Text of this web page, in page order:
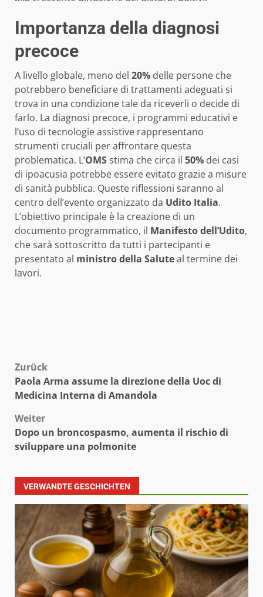
Importanza della diagnosi
precoce
A livello globale, meno del 20% delle persone che
potrebbero beneficiare di trattamenti adeguati si
trova in una condizione tale da riceverli o decide di
farlo. La diagnosi precoce, i programmi educativi e
l’uso di tecnologie assistive rappresentano
strumenti cruciali per affrontare questa
problematica. L’OMSstima che circa il 50% dei casi
di ipoacusia potrebbe essere evitato grazie a misure
di sanità pubblica. Queste riflessioni saranno al
centro dell’evento organizzato da Udito Italia.
L’obiettivo principale è la creazione di un
documento programmatico, il Manifesto dell’Udito,
che sarà sottoscritto da tutti i partecipanti e
presentato al ministro della Saluteal termine dei
lavori.
Beitragsnavigation
Zurück
Paola Arma assume la direzione della Uoc di
Medicina Interna di Amandola
Weiter
Dopo un broncospasmo, aumenta il rischio di
sviluppare una polmonite
VERWANDTE GESCHICHTEN